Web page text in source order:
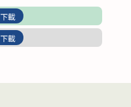
下載
下載